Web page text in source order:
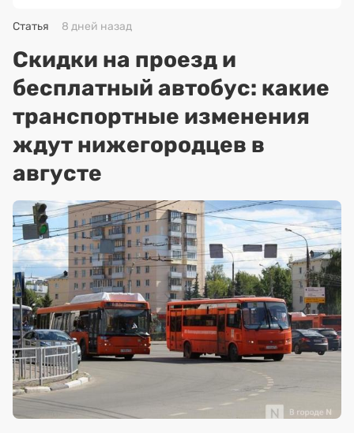
Статья 8 дней назад
Скидки на проезд и
бесплатный автобус: какие
транспортные изменения
ждут нижегородцев в
августе